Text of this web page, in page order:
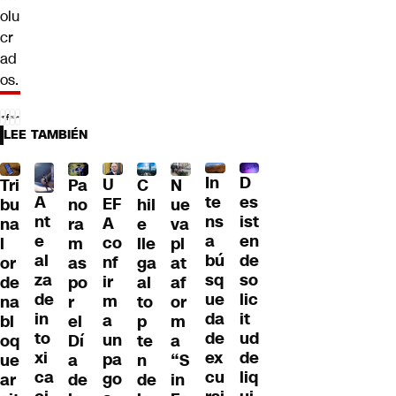
olu
cr
ad
os.
LEE TAMBIÉN
Tri
bu
na
l
or
de
na
bl
oq
ue
ar
A
nt
e
al
za
de
in
to
xi
ca
Pa
no
ra
m
as
po
r
el
Dí
a
de
U
EF
A
co
nf
ir
m
a
un
pa
go
C
hil
e
lle
ga
al
to
p
te
n
de
N
ue
va
pl
at
af
or
m
a
“S
in
In
te
ns
a
bú
sq
ue
da
de
ex
cu
D
es
ist
en
de
so
lic
it
ud
de
liq